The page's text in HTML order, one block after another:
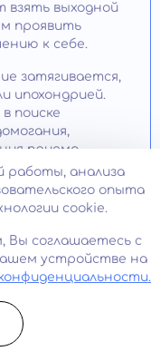
взять выходной
проявить
к себе.
затягивается,
ипохондрией.
поиске
приема
примеряют на
они удивляют
симптомов.
всего лишь
процедуры;
работы, анализа
опыта
cookie.
Вы соглашаетесь с
устройстве на